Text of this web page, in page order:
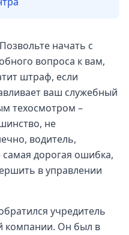
начать с
вопроса к вам,
штраф, если
ваш служебный
техосмотром –
не
водитель,
самая дорогая ошибка,
в управлении
учредитель
компании. Он был в